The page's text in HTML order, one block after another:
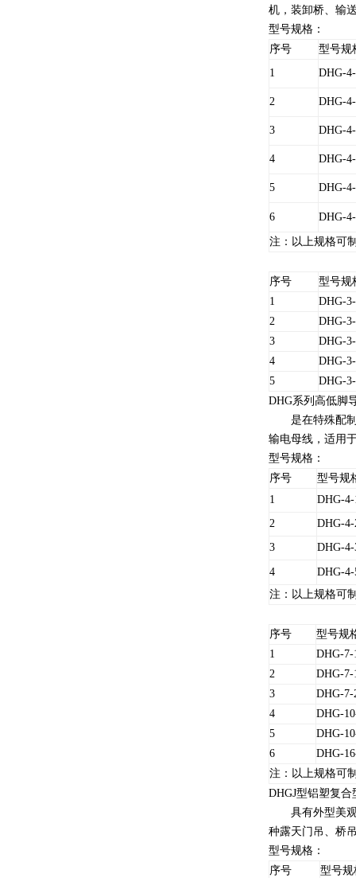
机，装卸桥、输
型号规格：
序号
型号规
1
DHG-
2 DHG-
3 DHG-
4 DHG-
5 DHG-
6 DHG-
注：以上规格可
序号
型号规
1
DHG-
2
DHG-
3
DHG-
4
DHG-
5
DHG-
DHG系列高低脚
是在特殊配制
输电母线，适用
型号规格：
序号
型号规
1
DHG-4-
2
DHG-4-
3
DHG-4-
4
DHG-4-
注：以上规格可
序号
型号规
1
DHG-7-
2
DHG-7-
3
DHG-7-
4
DHG-
5
DHG-
6
DHG-
注：以上规格可
DHGJ型铝塑复
具有外型美观
种露天门吊、桥
型号规格：
序号
型号规